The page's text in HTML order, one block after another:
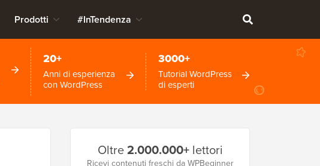
Prodotti #InTendenza
20+
Anni di esperienza
con WordPress
3000+
Tutorial WordPress
di esperti
laterale
Oltre2.000.000+lettori
Ricevi contenuti freschi da WPBeginner